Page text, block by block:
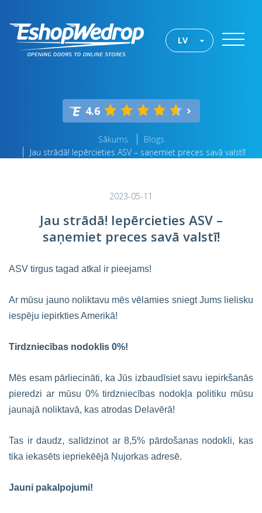
LV
4.6
Sākums
Blogs
Jau strādā! Iepērcieties ASV – saņemiet preces savā valstī!
2023-05-11
Jau strādā! Iepērcieties ASV –
saņemiet preces savā valstī!
ASV tirgus tagad atkal ir pieejams!
Ar mūsu jauno noliktavu mēs vēlamies sniegt Jums lielisku
iespēju iepirkties Amerikā!
Tirdzniecības nodoklis 0%!
Mēs esam pārliecināti, ka Jūs izbaudīsiet savu iepirkšanās
pieredzi ar mūsu 0% tirdzniecības nodokļa politiku mūsu
jaunajā noliktavā, kas atrodas Delavērā!
Tas ir daudz, salīdzinot ar 8,5% pārdošanas nodokli, kas
tika iekasēts iepriekēējā Ņujorkas adresē.
Jauni pakalpojumi!